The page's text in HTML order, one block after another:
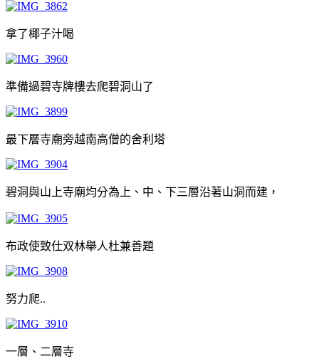
拿了椰子汁喝
準備過碧寺牌樓去爬碧洞山了
最下層寺廟旁越南高僧的舍利塔
碧洞與山上寺廟均分為上、中、下三層沿著山洞而建，
布政使致仕双林舉人杜兼善題
努力爬..
一層、二層寺